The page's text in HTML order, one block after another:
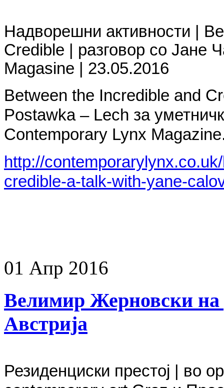
Надворешни активности |
Credible | разговор со Јане
Magasine | 23.05.2016
Between the Incredible and
Postawka – Lech за
Contemporary Lynx
http://
credible-a-talk-with-yane-
01 Апр 2016
Велимир Жерновски на
Австрија
Резиденциски престој | во